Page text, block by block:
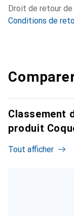
Droit de retour de
Conditions de
Classement
produit
Tout afficher